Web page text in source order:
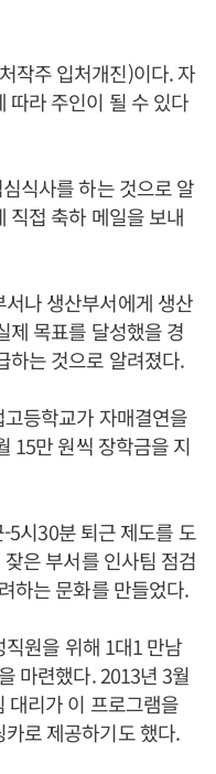
작주 입처개진)이다. 자
따라 주인이 될 수 있다
식사를 하는 것으로 알
직접 축하 메일을 보내
나 생산부서에게 생산
제 목표를 달성했을 경
하는 것으로 알려졌다.
등학교가 자매결연을
15만 원씩 장학금을 지
5시30분 퇴근 제도를 도
은 부서를 인사팀 점검
하는 문화를 만들었다.
원을 위해 1대1 만남
마련했다. 2013년 3월
대리가 이 프로그램을
로 제공하기도 했다.